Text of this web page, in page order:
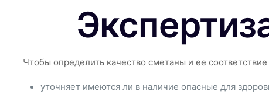
Чтобы определить качество сметаны и ее
уточняет имеются ли в наличие опасные для